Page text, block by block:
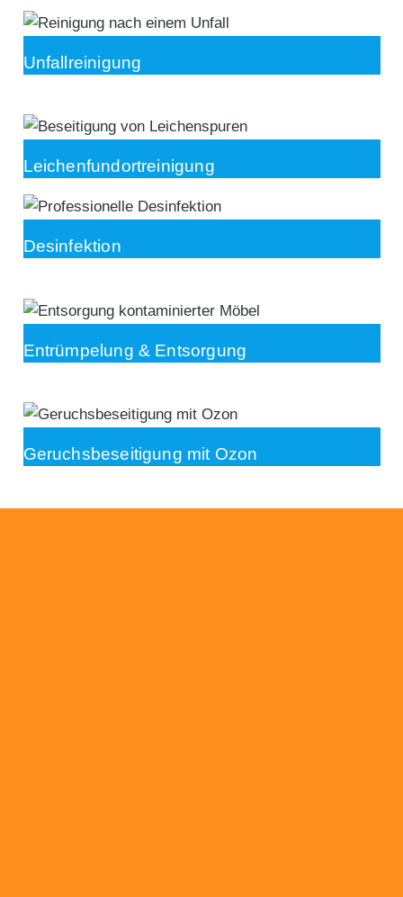
Unfallreinigung
Leichenfundortreinigung
Desinfektion
Entrümpelung & Entsorgung
Geruchsbeseitigung mit Ozon